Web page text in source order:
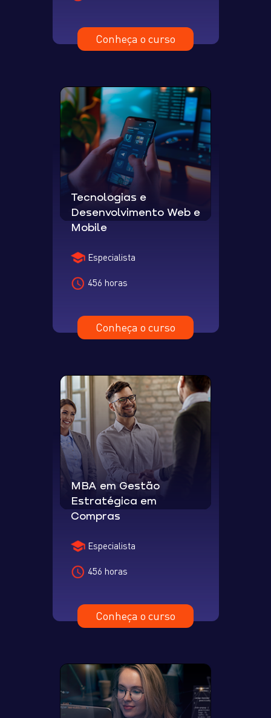
Conheça o curso
Tecnologias e
Desenvolvimento Web e
Mobile
Especialista
456 horas
Conheça o curso
MBA em Gestão
Estratégica em
Compras
Especialista
456 horas
Conheça o curso